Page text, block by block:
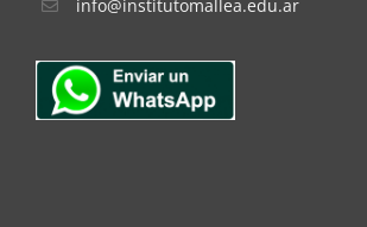
info@institutomallea.edu.ar